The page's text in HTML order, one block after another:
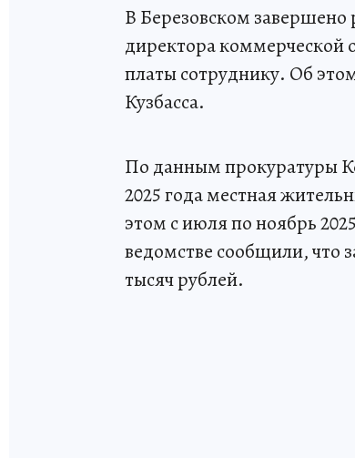
В Березовском завершено
директора коммерческой
платы сотруднику. Об
Кузбасса.
По данным прокуратуры
2025 года местная
этом с июля по ноябрь
ведомстве сообщили, что
тысяч рублей.